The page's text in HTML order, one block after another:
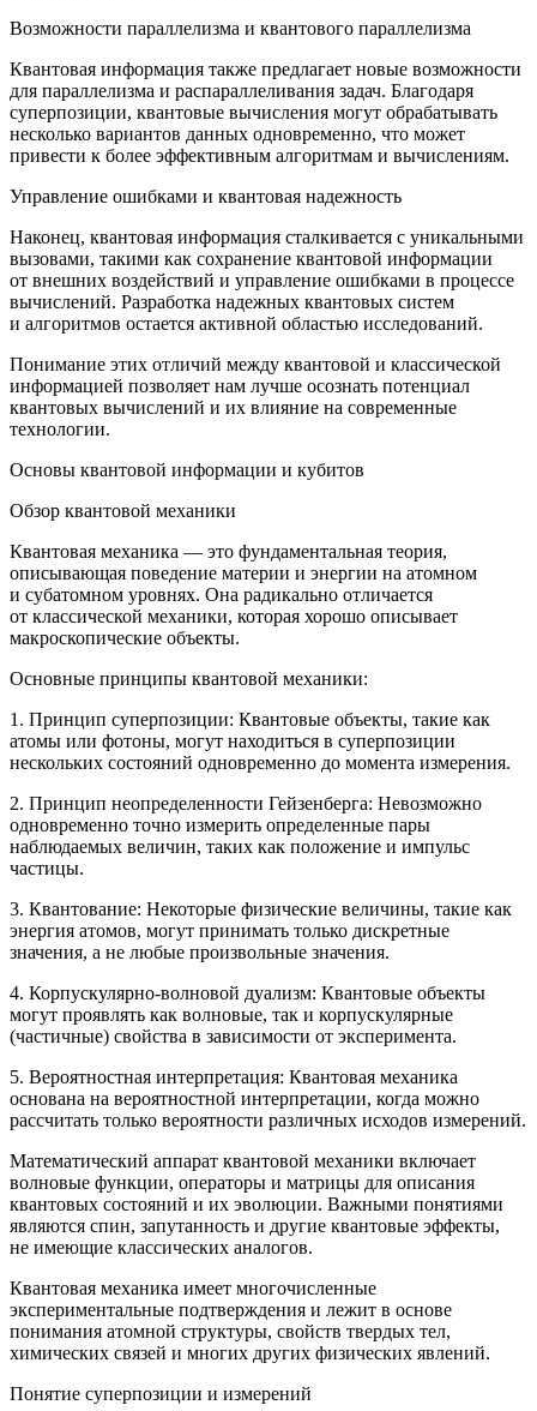
Возможности параллелизма и квантового параллелизма
Квантовая информация также предлагает новые возможности
для параллелизма и распараллеливания задач. Благодаря
суперпозиции, квантовые вычисления могут обрабатывать
несколько вариантов данных одновременно, что может
привести к более эффективным алгоритмам и вычислениям.
Управление ошибками и квантовая надежность
Наконец, квантовая информация сталкивается с уникальными
вызовами, такими как сохранение квантовой информации
от внешних воздействий и управление ошибками в процессе
вычислений. Разработка надежных квантовых систем
и алгоритмов остается активной областью исследований.
Понимание этих отличий между квантовой и классической
информацией позволяет нам лучше осознать потенциал
квантовых вычислений и их влияние на современные
технологии.
Основы квантовой информации и кубитов
Обзор квантовой механики
Квантовая механика — это фундаментальная теория,
описывающая поведение материи и энергии на атомном
и субатомном уровнях. Она радикально отличается
от классической механики, которая хорошо описывает
макроскопические объекты.
Основные принципы квантовой механики:
1. Принцип суперпозиции: Квантовые объекты, такие как
атомы или фотоны, могут находиться в суперпозиции
нескольких состояний одновременно до момента измерения.
2. Принцип неопределенности Гейзенберга: Невозможно
одновременно точно измерить определенные пары
наблюдаемых величин, таких как положение и импульс
частицы.
3. Квантование: Некоторые физические величины, такие как
энергия атомов, могут принимать только дискретные
значения, а не любые произвольные значения.
4. Корпускулярно-волновой дуализм: Квантовые объекты
могут проявлять как волновые, так и корпускулярные
(частичные) свойства в зависимости от эксперимента.
5. Вероятностная интерпретация: Квантовая механика
основана на вероятностной интерпретации, когда можно
рассчитать только вероятности различных исходов измерений.
Математический аппарат квантовой механики включает
волновые функции, операторы и матрицы для описания
квантовых состояний и их эволюции. Важными понятиями
являются спин, запутанность и другие квантовые эффекты,
не имеющие классических аналогов.
Квантовая механика имеет многочисленные
экспериментальные подтверждения и лежит в основе
понимания атомной структуры, свойств твердых тел,
химических связей и многих других физических явлений.
Понятие суперпозиции и измерений